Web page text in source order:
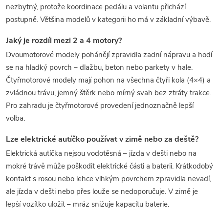
nezbytný, protože koordinace pedálu a volantu přichází
postupně. Většina modelů v kategorii ho má v základní výbavě.
Jaký je rozdíl mezi 2 a 4 motory?
Dvoumotorové modely pohánějí zpravidla zadní nápravu a hodí
se na hladký povrch – dlažbu, beton nebo parkety v hale.
Čtyřmotorové modely mají pohon na všechna čtyři kola (4×4) a
zvládnou trávu, jemný štěrk nebo mírný svah bez ztráty trakce.
Pro zahradu je čtyřmotorové provedení jednoznačně lepší
volba.
Lze elektrické autíčko používat v zimě nebo za deště?
Elektrická autíčka nejsou vodotěsná – jízda v dešti nebo na
mokré trávě může poškodit elektrické části a baterii. Krátkodobý
kontakt s rosou nebo lehce vlhkým povrchem zpravidla nevadí,
ale jízda v dešti nebo přes louže se nedoporučuje. V zimě je
lepší vozítko uložit – mráz snižuje kapacitu baterie.